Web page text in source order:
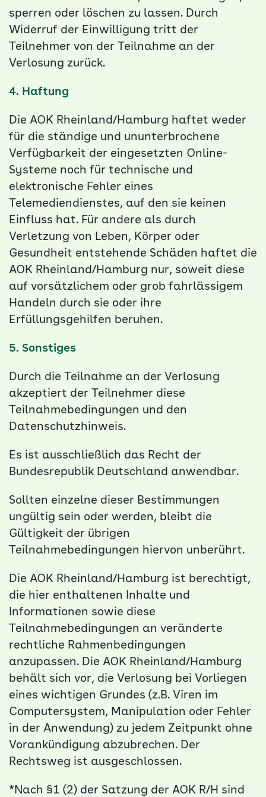
sperren oder löschen zu lassen. Durch
Widerruf der Einwilligung tritt der
Teilnehmer von der Teilnahme an der
Verlosung zurück.
4. Haftung
Die AOK Rheinland/Hamburg haftet weder
für die ständige und ununterbrochene
Verfügbarkeit der eingesetzten Online-
Systeme noch für technische und
elektronische Fehler eines
Telemediendienstes, auf den sie keinen
Einfluss hat. Für andere als durch
Verletzung von Leben, Körper oder
Gesundheit entstehende Schäden haftet die
AOK Rheinland/Hamburg nur, soweit diese
auf vorsätzlichem oder grob fahrlässigem
Handeln durch sie oder ihre
Erfüllungsgehilfen beruhen.
5. Sonstiges
Durch die Teilnahme an der Verlosung
akzeptiert der Teilnehmer diese
Teilnahmebedingungen und den
Datenschutzhinweis.
Es ist ausschließlich das Recht der
Bundesrepublik Deutschland anwendbar.
Sollten einzelne dieser Bestimmungen
ungültig sein oder werden, bleibt die
Gültigkeit der übrigen
Teilnahmebedingungen hiervon unberührt.
Die AOK Rheinland/Hamburg ist berechtigt,
die hier enthaltenen Inhalte und
Informationen sowie diese
Teilnahmebedingungen an veränderte
rechtliche Rahmenbedingungen
anzupassen. Die AOK Rheinland/Hamburg
behält sich vor, die Verlosung bei Vorliegen
eines wichtigen Grundes (z.B. Viren im
Computersystem, Manipulation oder Fehler
in der Anwendung) zu jedem Zeitpunkt ohne
Vorankündigung abzubrechen. Der
Rechtsweg ist ausgeschlossen.
*Nach §1 (2) der Satzung der AOK R/H sind